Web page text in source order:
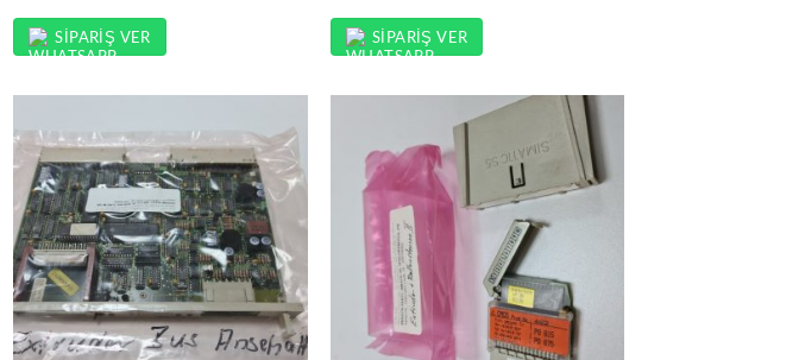
SIPARIŞ VER SIPARIŞ VER